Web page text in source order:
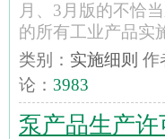
月、3月版的不恰
的所有工业产品实
类别： 实施细则 作
论： 3983
泵产品生产许